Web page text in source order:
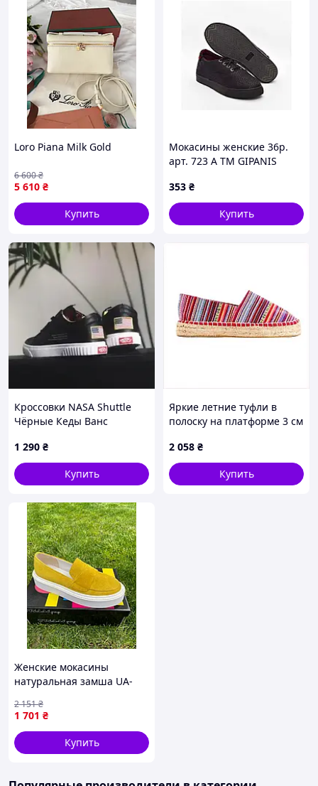
Loro Piana Milk Gold
5 610 ₴
6 600₴
Купить
Мокасины женские 36р.
арт. 723 A ТМ GIPANIS
353 ₴
Купить
Кроссовки NASA Shuttle
Чёрные Кеды Ванс
36,37,38,39,40) Видео
Обзор
1 290 ₴
Купить
Яркие летние туфли в
полоску на платформе 3 см
2 058 ₴
Купить
Женские мокасины
натуральная замша UA-
1 701 ₴
2 151₴
Купить